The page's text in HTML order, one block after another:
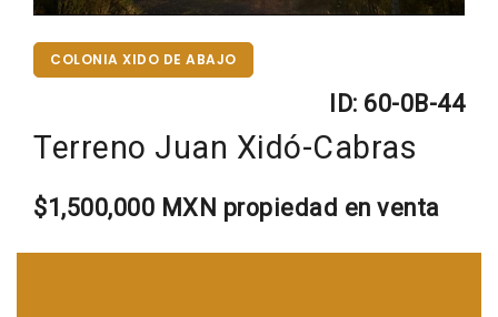
COLONIA XIDO DE ABAJO
ID: 60-0B-44
Terreno Juan Xidó-Cabras
$1,500,000 MXN propiedad en venta